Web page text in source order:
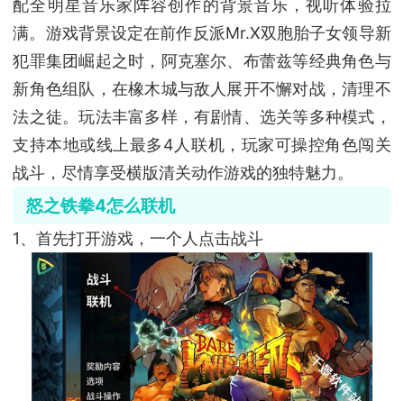
配全明星音乐家阵容创作的背景音乐，视听体验拉
满。游戏背景设定在前作反派Mr.X双胞胎子女领导新
犯罪集团崛起之时，阿克塞尔、布蕾兹等经典角色与
新角色组队，在橡木城与敌人展开不懈对战，清理不
法之徒。玩法丰富多样，有剧情、选关等多种模式，
支持本地或线上最多4人联机，玩家可操控角色闯关
战斗，尽情享受横版清关动作游戏的独特魅力。
怒之铁拳4怎么联机
1、首先打开游戏，一个人点击战斗